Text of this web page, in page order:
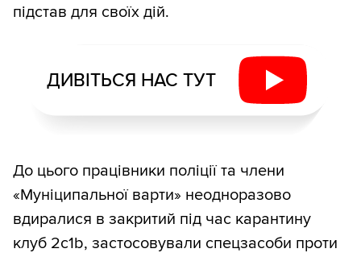
підстав для своїх дій.
ДИВІТЬСЯ НАС ТУТ
До цього працівники поліції та члени
«Муніципальної варти» неодноразово
вдиралися в закритий під час карантину
клуб 2c1b, застосовували спецзасоби проти